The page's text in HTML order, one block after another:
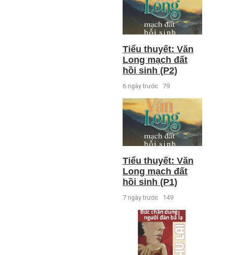
Tiểu thuyết: Văn
Long mạch đất
hồi sinh (P2)
6 ngày trước 79
Tiểu thuyết: Văn
Long mạch đất
hồi sinh (P1)
7 ngày trước 149